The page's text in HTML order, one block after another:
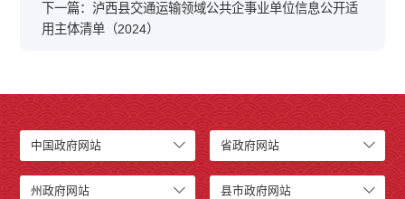
下一篇：泸西县交通运输领域公共企事业单位信息公开适
用主体清单（2024）
中国政府网站 省政府网站
州政府网站 县市政府网站